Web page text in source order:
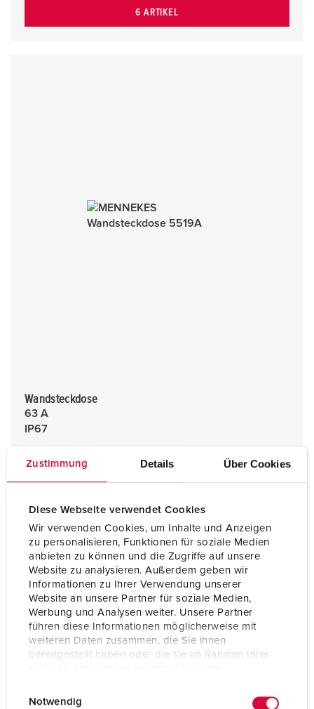
Zustimmung Details Über Cookies
Diese Webseite verwendet Cookies
Wir verwenden Cookies, um Inhalte und Anzeigen
zu personalisieren, Funktionen für soziale Medien
anbieten zu können und die Zugriffe auf unsere
Website zu analysieren. Außerdem geben wir
Informationen zu Ihrer Verwendung unserer
Website an unsere Partner für soziale Medien,
Werbung und Analysen weiter. Unsere Partner
führen diese Informationen möglicherweise mit
weiteren Daten zusammen, die Sie ihnen
bereitgestellt haben oder die sie im Rahmen Ihrer
Notwendig
6 ARTIKEL
Wandsteckdose
63 A
IP67
1 ARTIKEL